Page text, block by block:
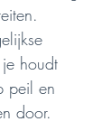
houdt
peil en
door.